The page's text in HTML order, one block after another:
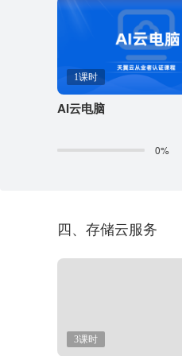
1课时
AI云电脑
0%
四、存储云服务
3课时